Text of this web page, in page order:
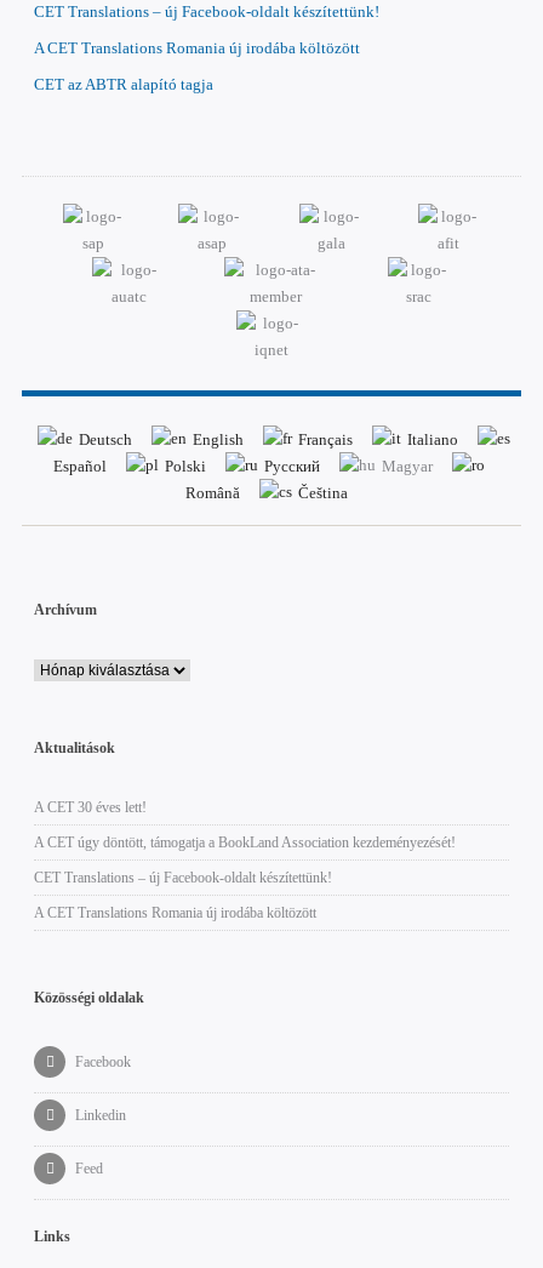
CET Translations – új Facebook-oldalt készítettünk!
A CET Translations Romania új irodába költözött
CET az ABTR alapító tagja
Deutsch English Français
Italiano
Español
Polski Русский
Magyar
Română
Čeština
Archívum
Aktualitások
A CET 30 éves lett!
A CET úgy döntött, támogatja a BookLand Association kezdeményezését!
CET Translations – új Facebook-oldalt készítettünk!
A CET Translations Romania új irodába költözött
Közösségi oldalak
Facebook
Linkedin
Feed
Links